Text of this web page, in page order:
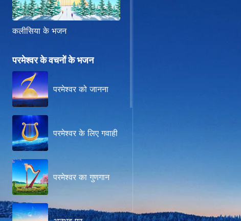
कलीसिया के भजन
परमेश्वर के वचनों के भजन
परमेश्वर को जानना
परमेश्वर के लिए गवाही
परमेश्वर का गुणगान